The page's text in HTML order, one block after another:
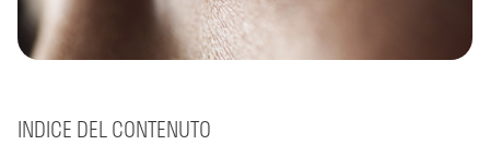
INDICE DEL CONTENUTO